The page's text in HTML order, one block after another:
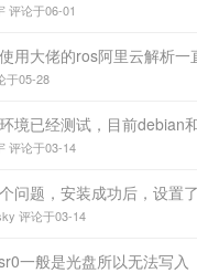
评论于06-01
于05-28
评论于03-14
评论于03-14
一般是光盘所以无法写入